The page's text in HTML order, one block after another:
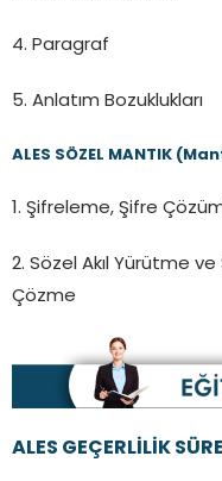
4. Paragraf
5. Anlatım Bozuklukları
ALES SÖZEL MANTIK
1. Şifreleme, Şifre
2. Sözel Akıl Yürütme
Çözme
ALES GEÇERLİLİK